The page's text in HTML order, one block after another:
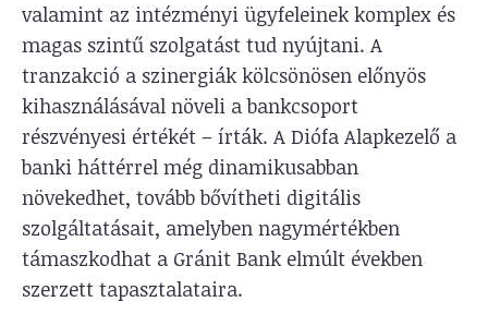
valamint az intézményi ügyfeleinek komplex és
magas szintű szolgatást tud nyújtani. A
tranzakció a szinergiák kölcsönösen előnyös
kihasználásával növeli a bankcsoport
részvényesi értékét – írták. A Diófa Alapkezelő a
banki háttérrel még dinamikusabban
növekedhet, tovább bővítheti digitális
szolgáltatásait, amelyben nagymértékben
támaszkodhat a Gránit Bank elmúlt években
szerzett tapasztalataira.